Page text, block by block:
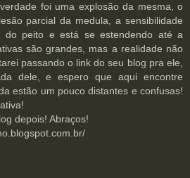
foi uma explosão da mesma, o
parcial da medula, a sensibilidade
do peito e está se estendendo até a
são grandes, mas a realidade não
passando o link do seu blog pra ele,
dele, e espero que aqui encontre
estão um pouco distantes e confusas!
depois! Abraços!